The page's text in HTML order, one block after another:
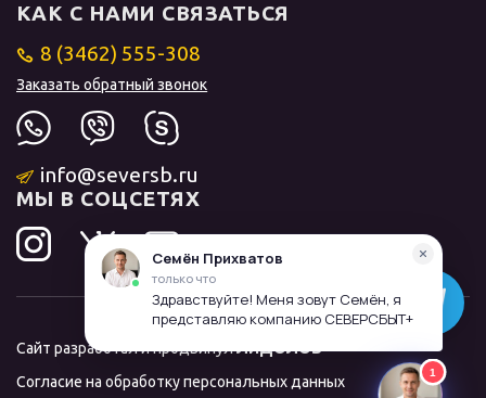
КАК С НАМИ СВЯЗАТЬСЯ
8 (3462) 555-308
Заказать обратный звонок
info@seversb.ru
МЫ В СОЦСЕТЯХ
Сайт разработал и продвинулЛИДОЛОВ
Согласие на обработку персональных данных